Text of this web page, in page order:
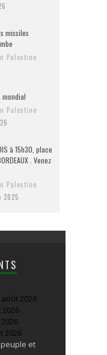
missiles
Palestine
mondial
Palestine
à 15h30, place
. Venez
Palestine
2025
août 2026
2026
et